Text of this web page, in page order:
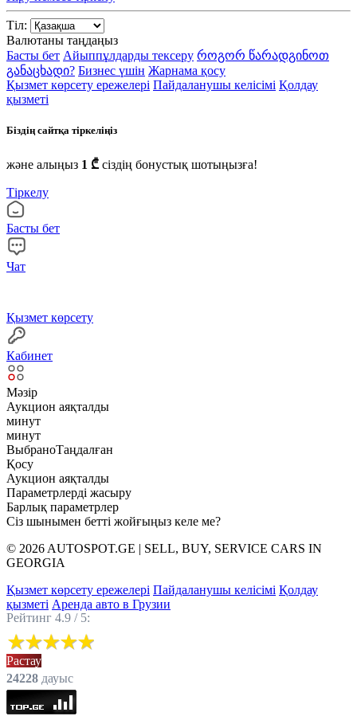
Тіл:
Валютаны таңдаңыз
Басты бет Айыппұлдарды тексеру როგორ წარადგინოთ
განაცხადი? Бизнес үшін Жарнама қосу
Қызмет көрсету ережелері Пайдаланушы келісімі Қолдау
қызметі
Біздің сайтқа тіркеліңіз
және алыңыз 1 ₾ сіздің бонустық шотыңызға!
Тіркелу
Басты бет
Чат
Қызмет көрсету
Кабинет
Мәзір
Аукцион аяқталды
минут
минут
ВыбраноТаңдалған
Қосу
Аукцион аяқталды
Параметрлерді жасыру
Барлық параметрлер
Сіз шынымен бетті жойғыңыз келе ме?
© 2026 AUTOSPOT.GE | SELL, BUY, SERVICE CARS IN
GEORGIA
Қызмет көрсету ережелері Пайдаланушы келісімі Қолдау
қызметі Аренда авто в Грузии
Рейтинг 4.9 / 5:
Растау
24228 дауыс